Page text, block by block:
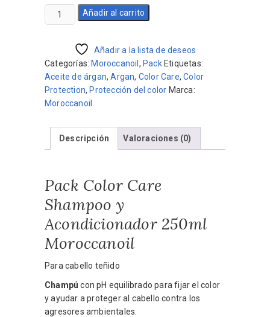
original
era:
actual
es:
Pack
Color
Shampoo
y
Acondicionador
250ml
Moroccanoil
Añadir al carrito
Añadir a la lista de deseos
Categorías: Moroccanoil , Pack Etiquetas:
Aceite de árgan,Argan, Color Care,Color
Protection, Protección del color Marca:
Moroccanoil
Descripción Valoraciones (0)
Pack Color Care
Shampoo y
Acondicionador 250ml
Moroccanoil
Para cabello teñido
Champú con pH equilibrado para fijar el color
y ayudar a proteger al cabello contra los
agresores ambientales.